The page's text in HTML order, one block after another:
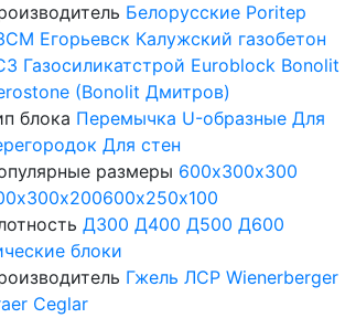
Белорусские Poritep
Егорьевск Калужский газобетон
Газосиликатстрой Euroblock Bonolit
(Bonolit Дмитров)
блока Перемычка U-образные Для
Для стен
размеры 600х300х300
600х250х100
Д300 Д400 Д500 Д600
блоки
Гжель ЛСР Wienerberger
Ceglar